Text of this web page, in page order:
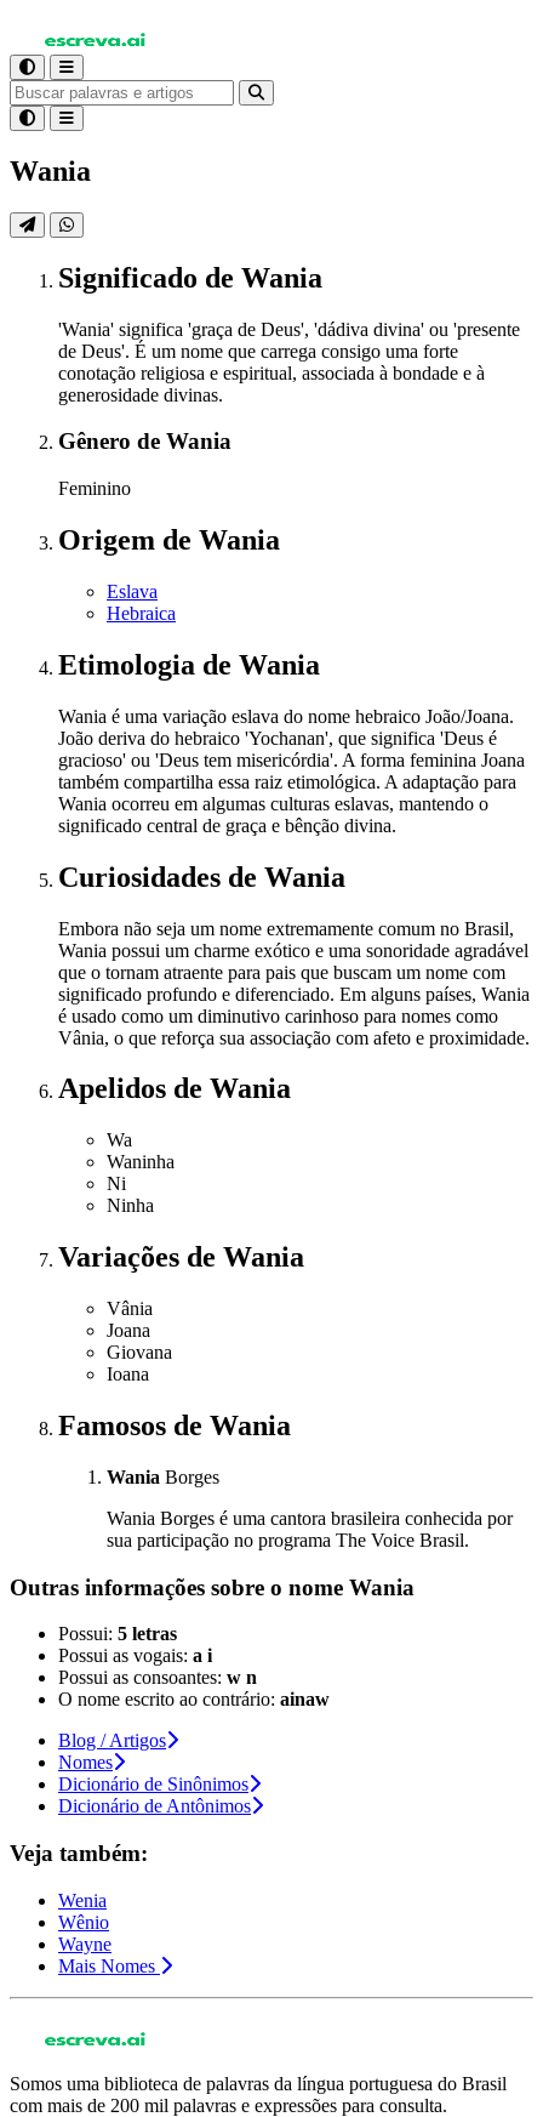
Wania
Significado de Wania
'Wania' significa 'graça de Deus', 'dádiva divina' ou 'presente
de Deus'. É um nome que carrega consigo uma forte
conotação religiosa e espiritual, associada à bondade e à
generosidade divinas.
Gênero de Wania
Feminino
Origem de Wania
Eslava
Hebraica
Etimologia de Wania
Wania é uma variação eslava do nome hebraico João/Joana.
João deriva do hebraico 'Yochanan', que significa 'Deus é
gracioso' ou 'Deus tem misericórdia'. A forma feminina Joana
também compartilha essa raiz etimológica. A adaptação para
Wania ocorreu em algumas culturas eslavas, mantendo o
significado central de graça e bênção divina.
Curiosidades de Wania
Embora não seja um nome extremamente comum no Brasil,
Wania possui um charme exótico e uma sonoridade agradável
que o tornam atraente para pais que buscam um nome com
significado profundo e diferenciado. Em alguns países, Wania
é usado como um diminutivo carinhoso para nomes como
Vânia, o que reforça sua associação com afeto e proximidade.
Apelidos de Wania
Wa
Waninha
Ni
Ninha
Variações de Wania
Vânia
Joana
Giovana
Ioana
Famosos de Wania
Wania Borges
Wania Borges é uma cantora brasileira conhecida por
sua participação no programa The Voice Brasil.
Outras informações sobre o nome Wania
Possui: 5 letras
Possui as vogais: a i
Possui as consoantes: w n
O nome escrito ao contrário: ainaw
Blog / Artigos
Nomes
Dicionário de Sinônimos
Dicionário de Antônimos
Veja também:
Wenia
Wênio
Wayne
Mais Nomes
Somos uma biblioteca de palavras da língua portuguesa do Brasil
com mais de 200 mil palavras e expressões para consulta.